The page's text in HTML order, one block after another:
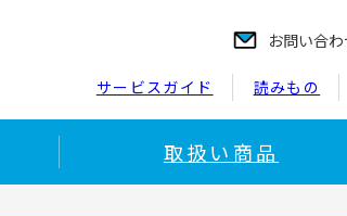
お問い合わ
サービスガイド 読みもの
取扱い商品